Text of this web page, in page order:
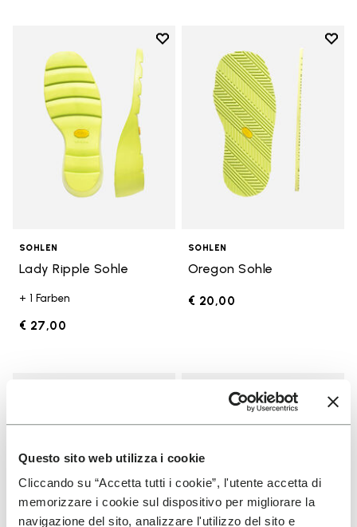
Questo sito web utilizza i cookie
Cliccando su “Accetta tutti i cookie”, l'utente accetta di
memorizzare i cookie sul dispositivo per migliorare la
navigazione del sito, analizzare l'utilizzo del sito e
Add to wishlist
Add to wishlist Lady Ripple Sohle
SOHLEN
Lady Ripple Sohle
+ 1 Farben
€ 27,00
Add
SOHLEN
Oregon Sohle
€ 20,00
Add to wishlist Edo Sohle
Add